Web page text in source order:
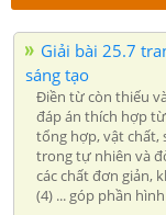
Giải bài 25.7
sáng tạo
Điền từ còn thiếu
đáp án thích hợp
tổng hợp, vật chất,
trong tự nhiên và
các chất đơn giản,
(4) ... góp phần